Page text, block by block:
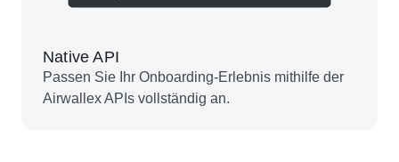
Native API
Passen Sie Ihr Onboarding-Erlebnis mithilfe der
Airwallex APIs vollständig an.